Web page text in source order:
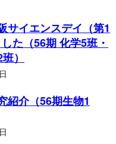
サイエンスデイ（第1
た（56期 化学5班・
）
紹介（56期生物1